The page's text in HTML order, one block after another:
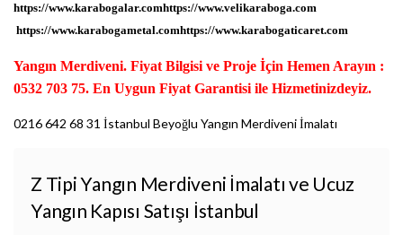
https://www.karabogalar.comhttps://www.velikaraboga.com
https://www.karabogametal.comhttps://www.karabogaticaret.com
Yangın Merdiveni. Fiyat Bilgisi ve Proje İçin Hemen Arayın :
0532 703 75. En Uygun Fiyat Garantisi ile Hizmetinizdeyiz.
0216 642 68 31 İstanbul Beyoğlu Yangın Merdiveni İmalatı
Z Tipi Yangın Merdiveni İmalatı ve Ucuz
Yangın Kapısı Satışı İstanbul